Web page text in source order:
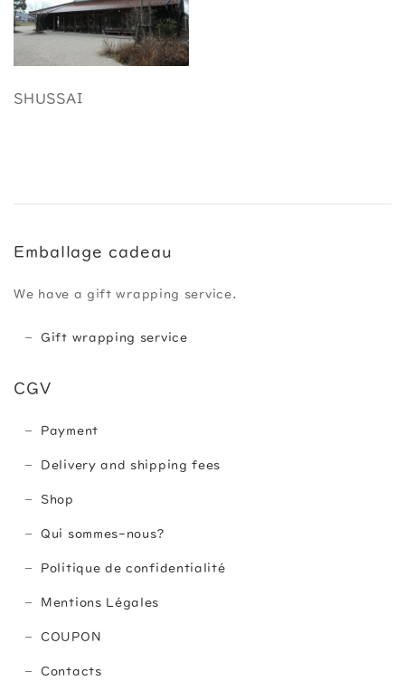
SHUSSAI
Emballage cadeau
We have a gift wrapping service.
Gift wrapping service
CGV
Payment
Delivery and shipping fees
Shop
Qui sommes-nous?
Politique de confidentialité
Mentions Légales
COUPON
Contacts